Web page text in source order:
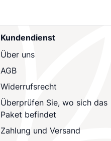
Kundendienst
Über uns
AGB
Widerrufsrecht
Überprüfen Sie, wo sich das
Paket befindet
Zahlung und Versand